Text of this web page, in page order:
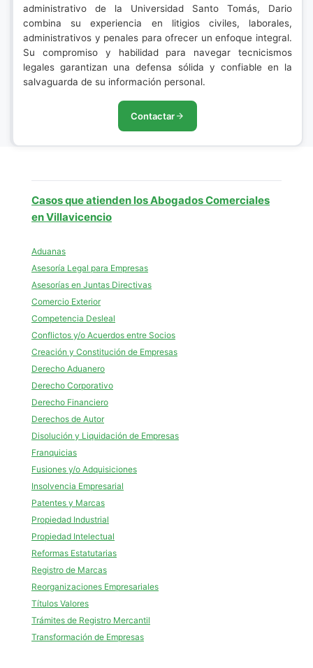
administrativo de la Universidad Santo Tomás, Dario
combina su experiencia en litigios civiles, laborales,
administrativos y penales para ofrecer un enfoque integral.
Su compromiso y habilidad para navegar tecnicismos
legales garantizan una defensa sólida y confiable en la
salvaguarda de su información personal.
Contactar
Casos que atienden los Abogados Comerciales
en Villavicencio
Aduanas
Asesoría Legal para Empresas
Asesorías en Juntas Directivas
Comercio Exterior
Competencia Desleal
Conflictos y/o Acuerdos entre Socios
Creación y Constitución de Empresas
Derecho Aduanero
Derecho Corporativo
Derecho Financiero
Derechos de Autor
Disolución y Liquidación de Empresas
Franquicias
Fusiones y/o Adquisiciones
Insolvencia Empresarial
Patentes y Marcas
Propiedad Industrial
Propiedad Intelectual
Reformas Estatutarias
Registro de Marcas
Reorganizaciones Empresariales
Títulos Valores
Trámites de Registro Mercantil
Transformación de Empresas